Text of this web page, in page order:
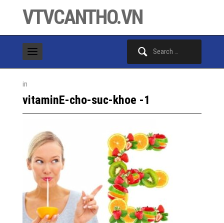
VTVCANTHO.VN
in
vitaminE-cho-suc-khoe -1